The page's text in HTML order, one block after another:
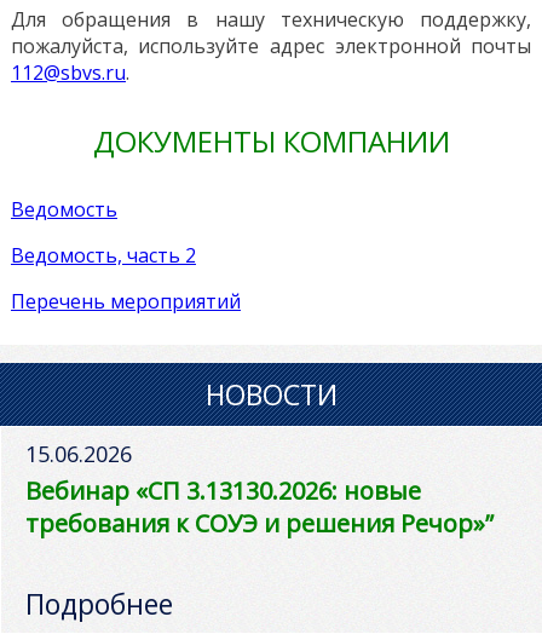
Для обращения в нашу техническую поддержку,
пожалуйста, используйте адрес электронной почты
112@sbvs.ru.
ДОКУМЕНТЫ КОМПАНИИ
Ведомость
Ведомость, часть 2
Перечень мероприятий
НОВОСТИ
15.06.2026
Вебинар «СП 3.13130.2026: новые
требования к СОУЭ и решения Речор»”
Подробнее